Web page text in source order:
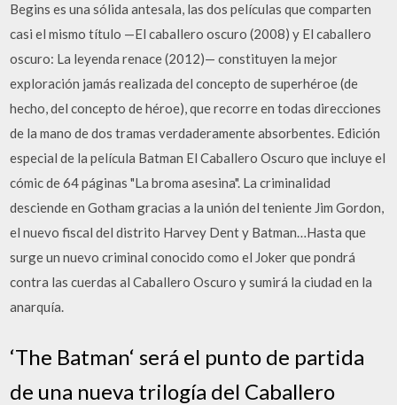
Begins es una sólida antesala, las dos películas que comparten
casi el mismo título —El caballero oscuro (2008) y El caballero
oscuro: La leyenda renace (2012)— constituyen la mejor
exploración jamás realizada del concepto de superhéroe (de
hecho, del concepto de héroe), que recorre en todas direcciones
de la mano de dos tramas verdaderamente absorbentes. Edición
especial de la película Batman El Caballero Oscuro que incluye el
cómic de 64 páginas "La broma asesina". La criminalidad
desciende en Gotham gracias a la unión del teniente Jim Gordon,
el nuevo fiscal del distrito Harvey Dent y Batman…Hasta que
surge un nuevo criminal conocido como el Joker que pondrá
contra las cuerdas al Caballero Oscuro y sumirá la ciudad en la
anarquía.
‘The Batman‘ será el punto de partida
de una nueva trilogía del Caballero